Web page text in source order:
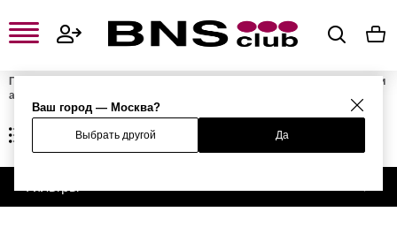
Ваш город — Москва?
Выбрать другой Да
Главная
Мужские сумки и
аксессуары
МУЖСКИЕ РЕМНИ